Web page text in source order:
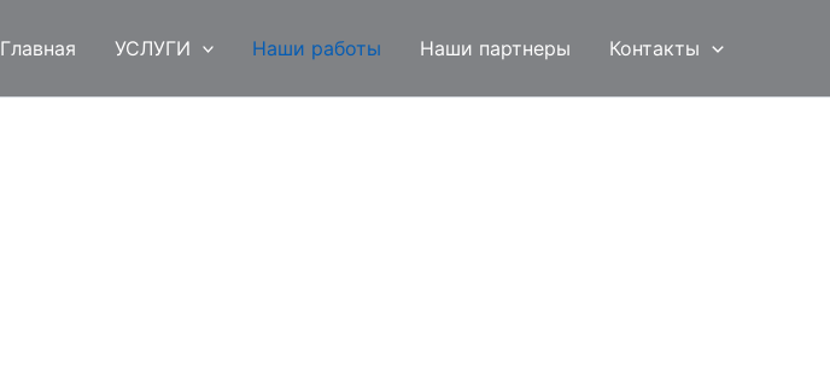
Главная УСЛУГИ Наши работы Наши партнеры Контакты